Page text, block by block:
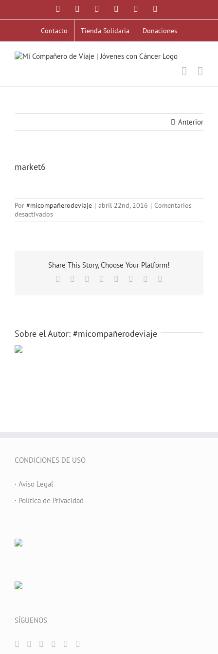
contenido
Facebook YouTubeInstagramCorreo
Contacto Tienda Solidaria Donaciones
Anterior
market6
Por #micompañerodeviaje | abril 22nd, 2016 | Comentarios
desactivadosen
market6
Share This Story, Choose Your Platform!
Facebook Reddit LinkedIn
TumblrPinterest
Sobre el Autor: #micompañerodeviaje
CONDICIONES DE USO
· Aviso Legal
· Política de Privacidad
SÍGUENOS